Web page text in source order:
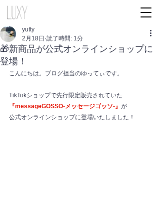
🎁新商品が公式オンラインショップに
登場！
yutty
2月18日 読了時間: 1分
こんにちは。ブログ担当のゆってぃです。
TikTokショップで先行限定販売されていた
『messageGOSSO-メッセージゴッソ-』 が
公式オンラインショップに登場いたしました！